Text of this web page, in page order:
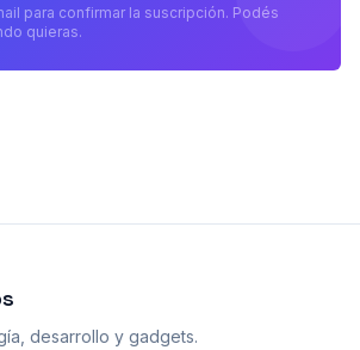
para confirmar la suscripción. Podés
quieras.
desarrollo y gadgets.